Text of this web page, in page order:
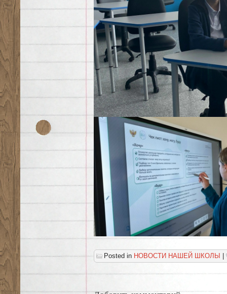
Posted in НОВОСТИ НАШЕЙ ШКОЛЫ |